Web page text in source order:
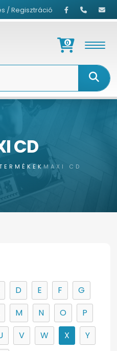
/ Regisztráció
0
CD
MAXI CD
D E F
G
M N O
P
V W X
Y